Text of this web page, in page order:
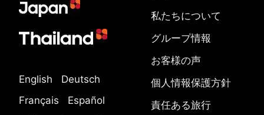
English
Deutsch
Français
Español
私たちについて
グループ情報
お客様の声
個人情報保護方針
責任ある旅行